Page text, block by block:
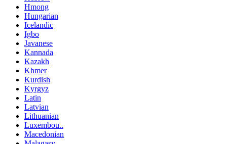
Hmong
Hungarian
Icelandic
Igbo
Javanese
Kannada
Kazakh
Khmer
Kurdish
Kyrgyz
Latin
Latvian
Lithuanian
Luxembou..
Macedonian